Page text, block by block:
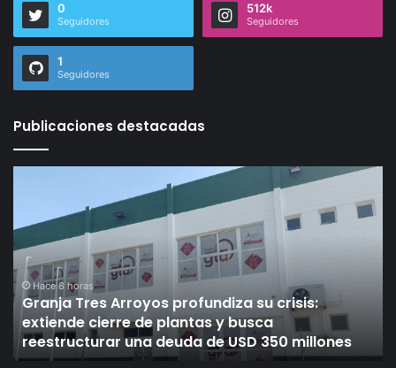
0
Seguidores
512k
Seguidores
1
Seguidores
Publicaciones destacadas
profundiza
su
crisis:
extiende
cierre
de
plantas
y
Hace 8 horas
Granja Tres Arroyos profundiza su crisis:
extiende cierre de plantas y busca
reestructurar una deuda de USD 350 millones
a